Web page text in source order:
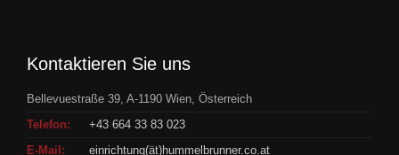
Kontaktieren Sie uns
Bellevuestraße 39, A-1190 Wien, Österreich
Telefon:
+43 664 33 83 023
E-Mail:
einrichtung(ät)hummelbrunner.co.at